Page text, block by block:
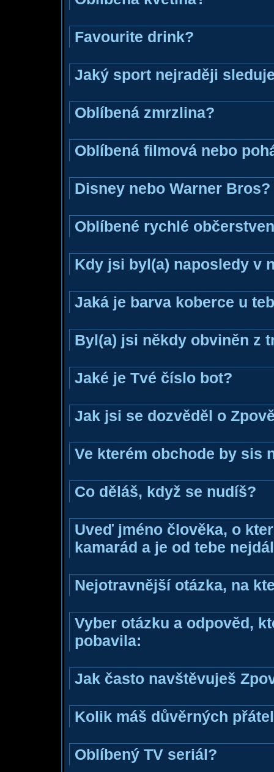
Favourite drink?
Jaký sport nejraději
Oblíbená zmrzlina?
Oblíbená filmová nebo
Disney nebo Warner Bros?
Oblíbené rychlé
Kdy jsi byl(a) naposledy v
Jaká je barva koberce u
Byl(a) jsi někdy obviněn z
Jaké je Tvé číslo bot?
Jak jsi se dozvěděl o
Ve kterém obchode by sis
Co děláš, když se nudíš?
Uveď jméno člověka, o
kamarád a je od tebe
Nejotravnější otázka, na
Vyber otázku a odpověd,
pobavila:
Jak často navštěvuješ
Kolik máš důvěrných
Oblíbený TV seriál?